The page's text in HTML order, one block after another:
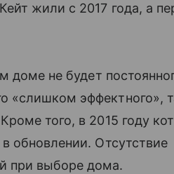
жили с 2017 года, а
доме не будет
«слишком эффектного»,
того, в 2015 году
обновлении. Отсутствие
при выборе дома.